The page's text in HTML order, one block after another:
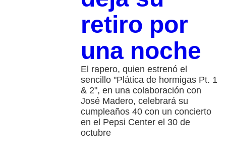
retiro por
una noche
El rapero, quien estrenó el
sencillo "Plática de hormigas Pt. 1
& 2", en una colaboración con
José Madero, celebrará su
cumpleaños 40 con un concierto
en el Pepsi Center el 30 de
octubre